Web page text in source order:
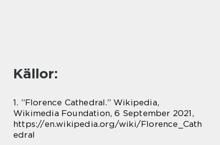
Källor:
1. ”Florence Cathedral.” Wikipedia,
Wikimedia Foundation, 6 September 2021,
https://en.wikipedia.org/wiki/Florence_Cath
edral